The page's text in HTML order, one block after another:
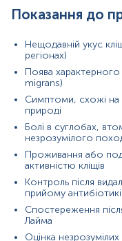
Антитіла IgM
після укусу кліща.
Антитіла IgG:
свідчать про
Показники ЗАК:
швидкості
запальний
інфекцію.
Причини зниження
Антитіла IgM та
означати, що
організм не
зараження не
ЗАК: зниження
про виснаження
вірусні інфекції,
Показання до
Нещодавній укус
регіонах)
Поява
migrans)
Симптоми, схожі на
природі
Болі в суглобах,
незрозумілого
Проживання або
активністю кліщів
Контроль після
прийому
Спостереження
Лайма
Оцінка